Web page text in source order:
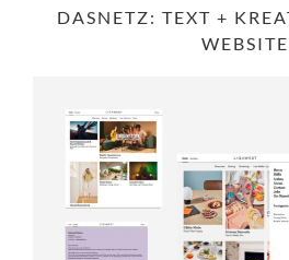
DASNETZ: TEXT +
WEBSITE